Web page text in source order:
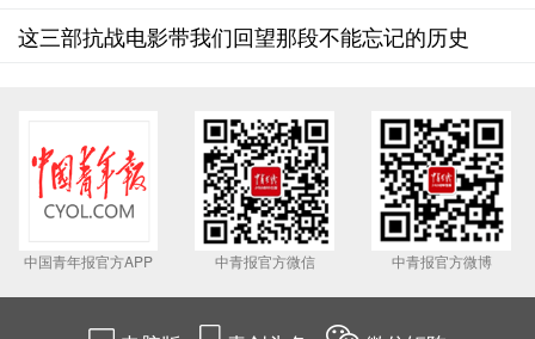
这三部抗战电影带我们回望那段不能忘记的历史
中国青年报官方APP 中青报官方微信 中青报官方微博